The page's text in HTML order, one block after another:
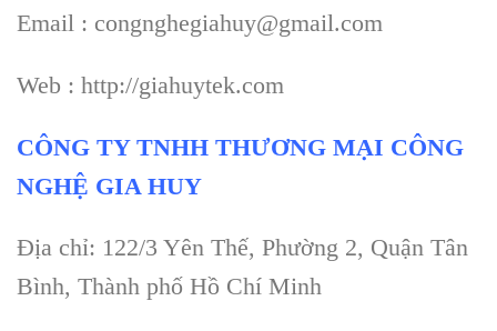
Email : congnghegiahuy@gmail.com
Web : http://giahuytek.com
CÔNG TY TNHH THƯƠNG MẠI CÔNG
NGHỆ GIA HUY
Địa chỉ: 122/3 Yên Thế, Phường 2, Quận Tân
Bình, Thành phố Hồ Chí Minh